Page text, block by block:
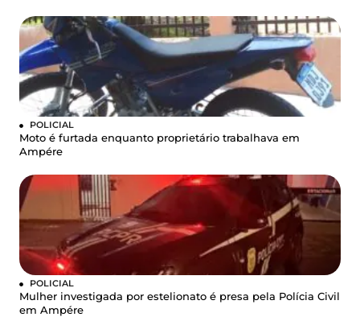
POLICIAL
Moto é furtada enquanto proprietário trabalhava em
Ampére
POLICIAL
Mulher investigada por estelionato é presa pela Polícia Civil
em Ampére